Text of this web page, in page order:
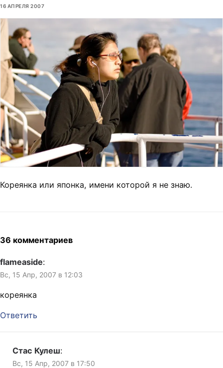
16 АПРЕЛЯ 2007
Кореянка или японка, имени которой я не знаю.
36 комментариев
flameaside:
Вс, 15 Апр, 2007 в 12:03
кореянка
Ответить
Стас Кулеш:
Вс, 15 Апр, 2007 в 17:50